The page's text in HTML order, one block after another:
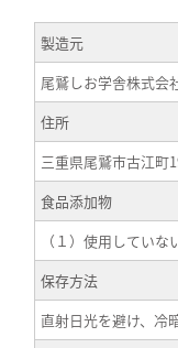
製造元
尾鷲しお学舎株式会
住所
三重県尾鷲市古江町
食品添加物
（１）使用していな
保存方法
直射日光を避け、冷